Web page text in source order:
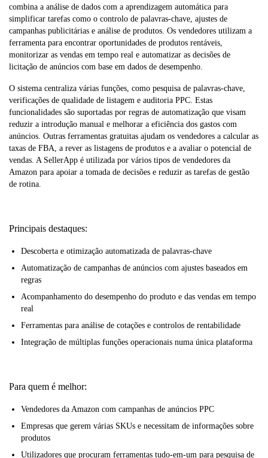
combina a análise de dados com a aprendizagem automática para
simplificar tarefas como o controlo de palavras-chave, ajustes de
campanhas publicitárias e análise de produtos. Os vendedores utilizam a
ferramenta para encontrar oportunidades de produtos rentáveis,
monitorizar as vendas em tempo real e automatizar as decisões de
licitação de anúncios com base em dados de desempenho.
O sistema centraliza várias funções, como pesquisa de palavras-chave,
verificações de qualidade de listagem e auditoria PPC. Estas
funcionalidades são suportadas por regras de automatização que visam
reduzir a introdução manual e melhorar a eficiência dos gastos com
anúncios. Outras ferramentas gratuitas ajudam os vendedores a calcular as
taxas de FBA, a rever as listagens de produtos e a avaliar o potencial de
vendas. A SellerApp é utilizada por vários tipos de vendedores da
Amazon para apoiar a tomada de decisões e reduzir as tarefas de gestão
de rotina.
Principais destaques:
Descoberta e otimização automatizada de palavras-chave
Automatização de campanhas de anúncios com ajustes baseados em
regras
Acompanhamento do desempenho do produto e das vendas em tempo
real
Ferramentas para análise de cotações e controlos de rentabilidade
Integração de múltiplas funções operacionais numa única plataforma
Para quem é melhor:
Vendedores da Amazon com campanhas de anúncios PPC
Empresas que gerem várias SKUs e necessitam de informações sobre
produtos
Utilizadores que procuram ferramentas tudo-em-um para pesquisa de